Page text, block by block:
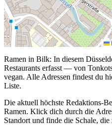
Ramen in Bilk: In diesem
Restaurants erfasst — von
vegan. Alle Adressen findest du
Liste.
Die aktuell höchste Redaktions-
Ramen. Klick dich durch die
Standort und finde die Schale, die